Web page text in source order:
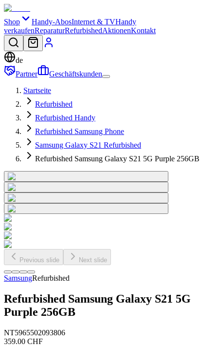
Shop Handy-AbosInternet & TVHandy
verkaufenReparaturRefurbishedAktionenKontakt
de
Partner
Geschäftskunden
Startseite
Refurbished
Refurbished Handy
Refurbished Samsung Phone
Samsung Galaxy S21 Refurbished
Refurbished Samsung Galaxy S21 5G Purple 256GB
Previous slide Next slide
SamsungRefurbished
Refurbished Samsung Galaxy S21 5G
Purple 256GB
NT5965502093806
359.00 CHF